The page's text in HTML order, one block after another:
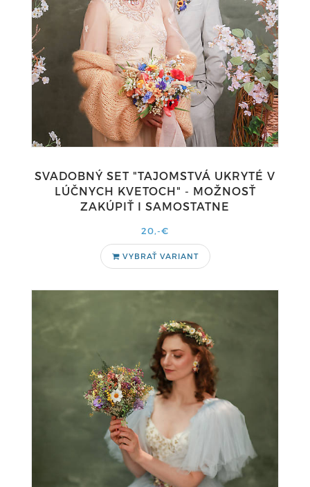
SVADOBNÝ SET "TAJOMSTVÁ UKRYTÉ V
LÚČNYCH KVETOCH" - MOŽNOSŤ
ZAKÚPIŤ I SAMOSTATNE
20,-€
VYBRAŤ VARIANT